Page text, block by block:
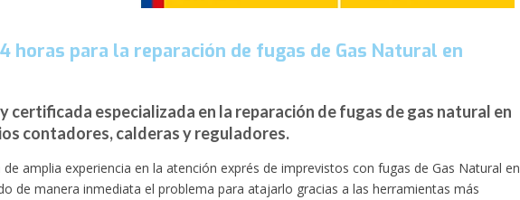
horas para la reparación de fugas de Gas Natural en
certificada especializada en la reparación de fugas de gas natural en
contadores, calderas y reguladores.
de amplia experiencia en la atención exprés de imprevistos con fugas de Gas Natural en
de manera inmediata el problema para atajarlo gracias a las herramientas más